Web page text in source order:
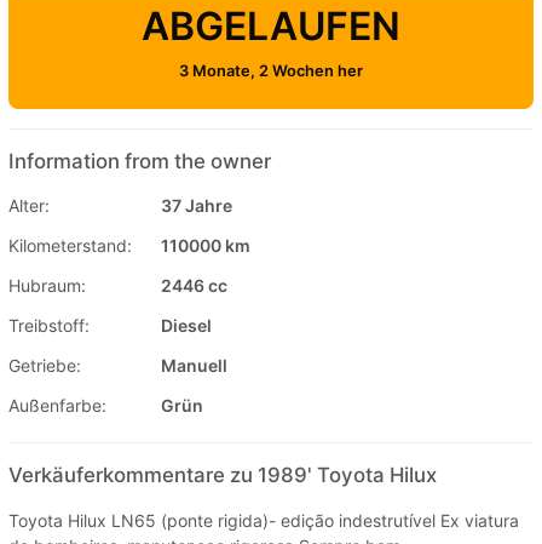
ABGELAUFEN
3 Monate, 2 Wochen her
Information from the owner
Alter:
37 Jahre
Kilometerstand:
110000 km
Hubraum:
2446 cc
Treibstoff:
Diesel
Getriebe:
Manuell
Außenfarbe:
Grün
Verkäuferkommentare zu 1989' Toyota Hilux
Toyota Hilux LN65 (ponte rigida)- edição indestrutível Ex viatura